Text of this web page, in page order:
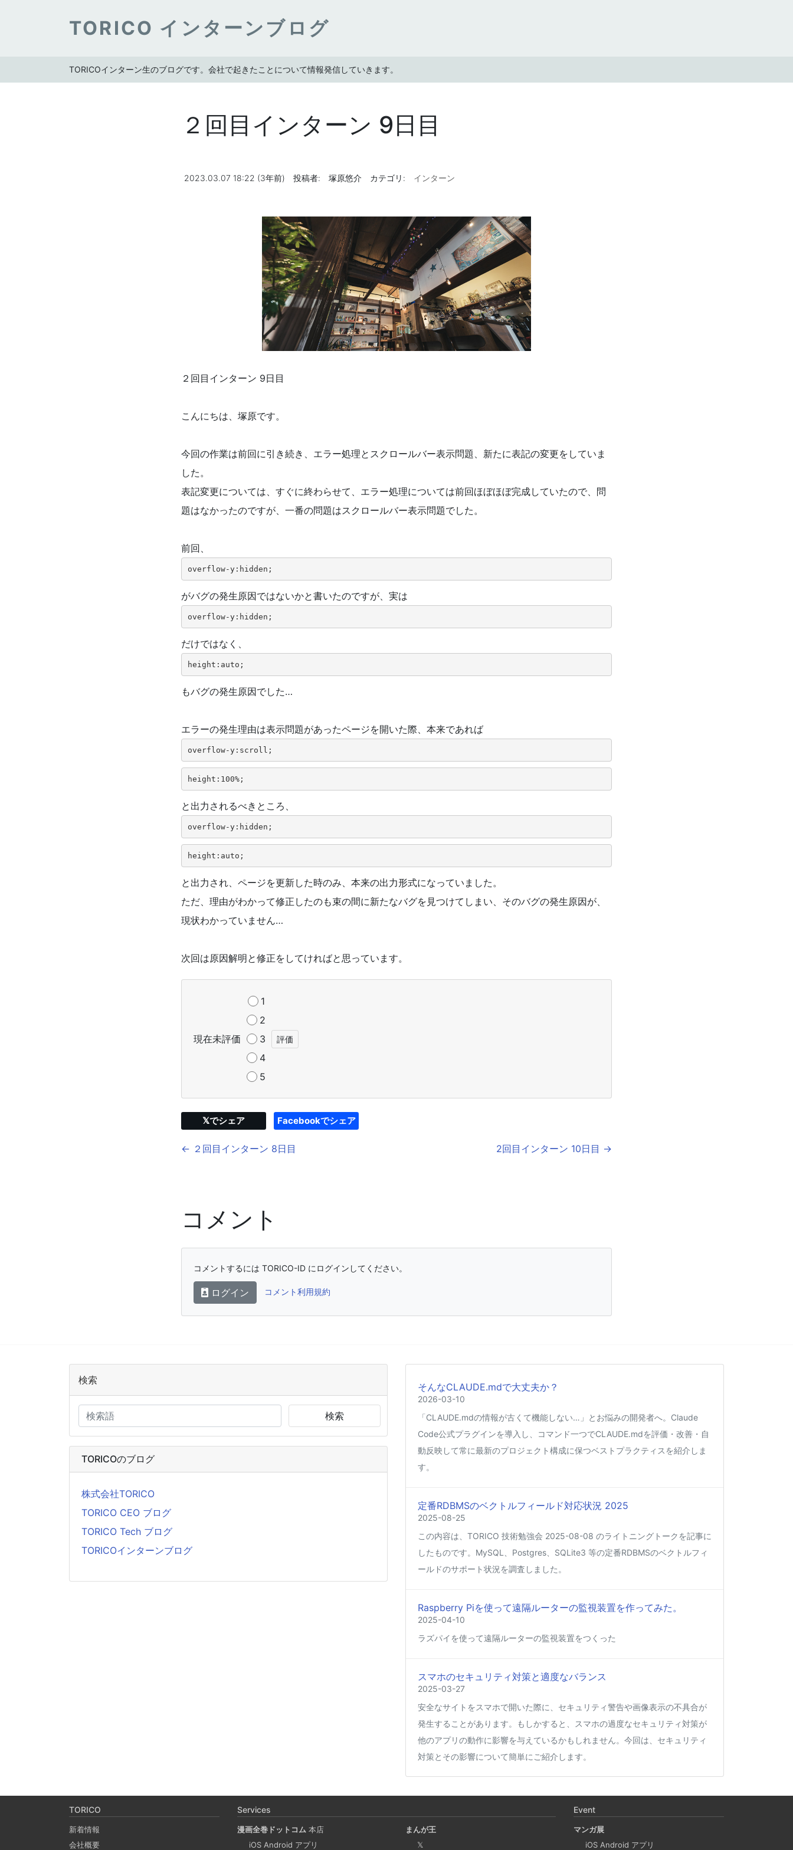
TORICO インターンブログ
TORICOインターン生のブログです。会社で起きたことについて情報発信していきます。
２回目インターン 9日目
2023.03.07 18:22 (3年前) 投稿者: 塚原悠介 カテゴリ: インターン
２回目インターン 9日目
こんにちは、塚原です。
今回の作業は前回に引き続き、エラー処理と スクロールバー表示問題、新たに表記の変更をしていま
した。
表記変更については、すぐに終わらせて、エラー処理については前回ほぼほぼ完成していたので、問
題はなかったのですが、一番の問題はスクロールバー表示問題でした。
前回、
overflow-y:hidden;
がバグの発生原因ではないかと書いたのですが、実は
overflow-y:hidden;
だけではなく、
height:auto;
もバグの発生原因でした…
エラーの発生理由は表示問題があったページを開いた際、本来であれば
overflow-y:scroll;
height:100%;
と出力されるべきところ、
overflow-y:hidden;
height:auto;
と出力され、ページを更新した時のみ、本来の出力形式になっていました。
ただ、理由がわかって修正したのも束の間に新たなバグを見つけてしまい、そのバグの発生原因が、
現状わかっていません…
次回は原因解明と修正をしてければと思っています。
現在未評価
1
2
3
4
5
𝕏でシェア Facebookでシェア
← ２回目インターン 8日目 2回目インターン 10日目 →
コメント
コメントするには TORICO-ID にログインしてください。
ログイン コメント利用規約
検索
検索
TORICOのブログ
株式会社TORICO
TORICO CEO ブログ
TORICO Tech ブログ
TORICOインターンブログ
そんなCLAUDE.mdで大丈夫か？
2026-03-10
「CLAUDE.mdの情報が古くて機能しない…」とお悩みの開発者へ。Claude
Code公式プラグインを導入し、コマンド一つでCLAUDE.mdを評価・改善・自
動反映して常に最新のプロジェクト構成に保つベストプラクティスを紹介しま
す。
定番RDBMSのベクトルフィールド対応状況 2025
2025-08-25
この内容は、TORICO 技術勉強会 2025-08-08 のライトニングトークを記事に
したものです。MySQL、Postgres、SQLite3 等の定番RDBMSのベクトルフィ
ールドのサポート状況を調査しました。
Raspberry Piを使って遠隔ルーターの監視装置を作ってみた。
2025-04-10
ラズパイを使って遠隔ルーターの監視装置をつくった
スマホのセキュリティ対策と適度なバランス
2025-03-27
安全なサイトをスマホで開いた際に、セキュリティ警告や画像表示の不具合が
発生することがあります。もしかすると、スマホの過度なセキュリティ対策が
他のアプリの動作に影響を与えているかもしれません。今回は、セキュリティ
対策とその影響について簡単にご紹介します。
Coima + Rosetta 2 で、Apple Silicon 上で x86_64 の Docker イメ
ージをビルドする (Docker desktop やめる)
2025-03-24
TORICO
新着情報
会社概要
Services
漫画全巻ドットコム 本店
iOS Android アプリ
まんが王
𝕏
Event
マンガ展
iOS Android アプリ